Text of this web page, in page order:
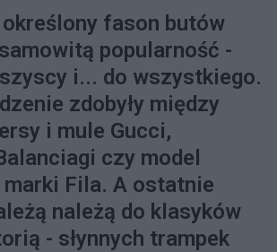
fason butów
popularność -
i... do wszystkiego.
zdobyły między
i mule Gucci,
czy model
Fila. A ostatnie
należą do klasyków
- słynnych trampek